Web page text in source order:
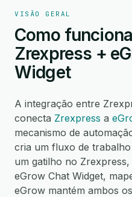
VISÃO GERAL
Como
Zrexpress +
Widget
A integração entre
conecta Zrexpress a
mecanismo de
cria um fluxo de
um gatilho no
eGrow Chat Widget,
eGrow mantém ambos